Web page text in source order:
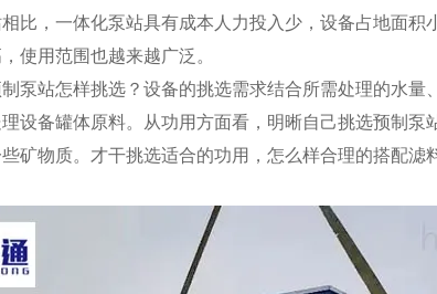
比，一体化泵站具有成本人力投入少，设备占地面积
使用范围也越来越广泛。
泵站怎样挑选？设备的挑选需求结合所需处理的水量
设备罐体原料。从功用方面看，明晰自己挑选预制
矿物质。才干挑选适合的功用，怎么样合理的搭配滤